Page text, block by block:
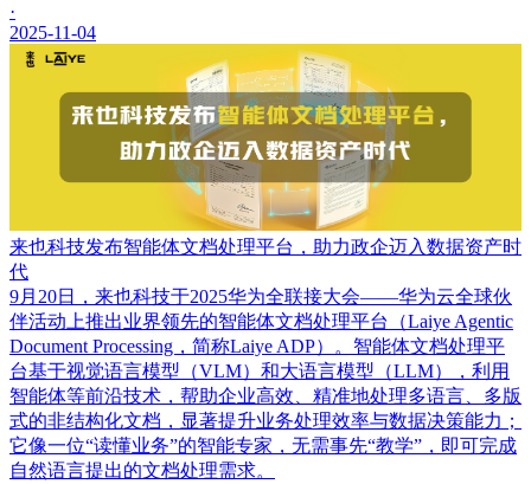
·
2025-11-04
来也科技发布智能体文档处理平台，助力政企迈入数据资产时
代
9月20日，来也科技于2025华为全联接大会——华为云全球伙
伴活动上推出业界领先的智能体文档处理平台（Laiye Agentic
Document Processing，简称Laiye ADP）。智能体文档处理平
台基于视觉语言模型（VLM）和大语言模型（LLM），利用
智能体等前沿技术，帮助企业高效、精准地处理多语言、多版
式的非结构化文档，显著提升业务处理效率与数据决策能力；
它像一位“读懂业务”的智能专家，无需事先“教学”，即可完成
自然语言提出的文档处理需求。